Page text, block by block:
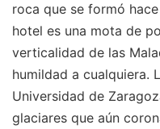
roca que se formó
hotel es una mota de
verticalidad de las
humildad a cualquiera.
Universidad de
glaciares que aún